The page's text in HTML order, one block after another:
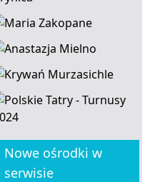
Nowe ośrodki w
serwisie